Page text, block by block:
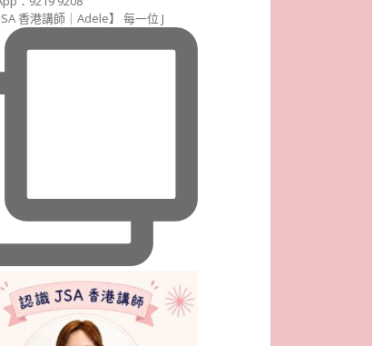
JSA 香港講師｜Adele】 每一位 J